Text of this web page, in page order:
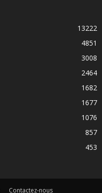
13222
4851
3008
2464
1682
1677
1076
857
453
Contactez-nous